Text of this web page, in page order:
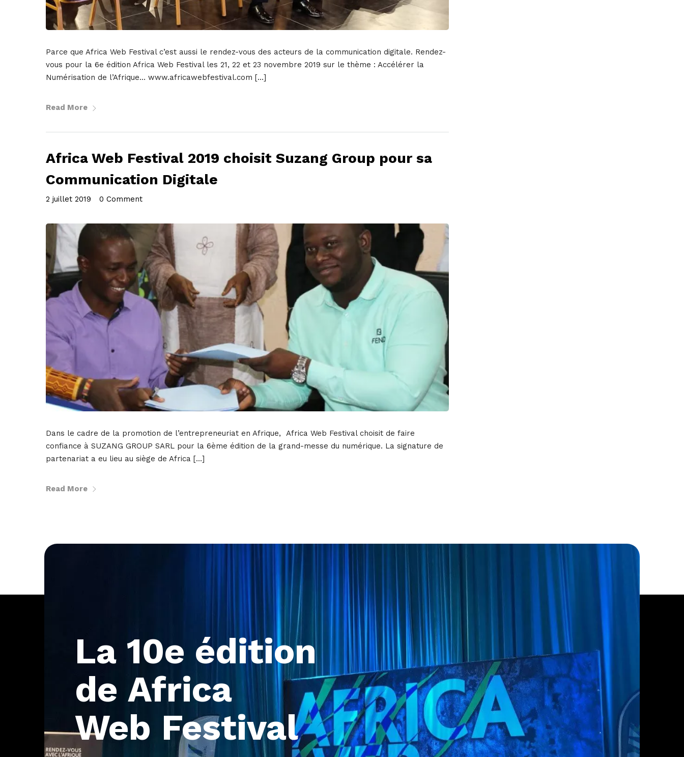
Parce que Africa Web Festival c’est aussi le rendez-vous des acteurs de la communication digitale. Rendez-
vous pour la 6e édition Africa Web Festival les 21, 22 et 23 novembre 2019 sur le thème : Accélérer la
Numérisation de l’Afrique… www.africawebfestival.com […]
Read More
Africa Web Festival 2019 choisit Suzang Group pour sa
Communication Digitale
2 juillet 2019 0 Comment
Dans le cadre de la promotion de l’entrepreneuriat en Afrique, Africa Web Festival choisit de faire
confiance à SUZANG GROUP SARL pour la 6ème édition de la grand-messe du numérique. La signature de
partenariat a eu lieu au siège de Africa […]
Read More
La 10e édition
de Africa
Web Festival